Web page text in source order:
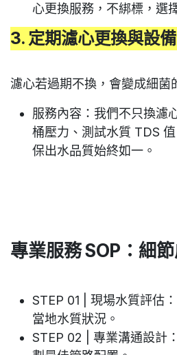
心更換服務，不綁標，選
3. 定期濾心更換與設
濾心若過期不換，會變成細菌
服務內容 ：我們不只換濾
桶壓力、測試水質 TDS
保出水品質始終如一。
專業服務 SOP：細
STEP 01 | 現場水質評估
當地水質狀況。
STEP 02 | 專業溝通設計